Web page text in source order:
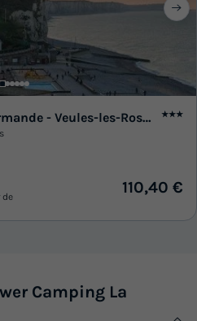
VVF Villages - La Côte Normande - Veules-les-Roses ★★★
de
110,40 €
Camping La